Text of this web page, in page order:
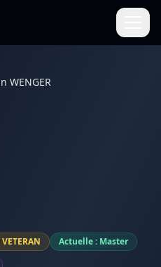
WENGER
Actuelle : Master